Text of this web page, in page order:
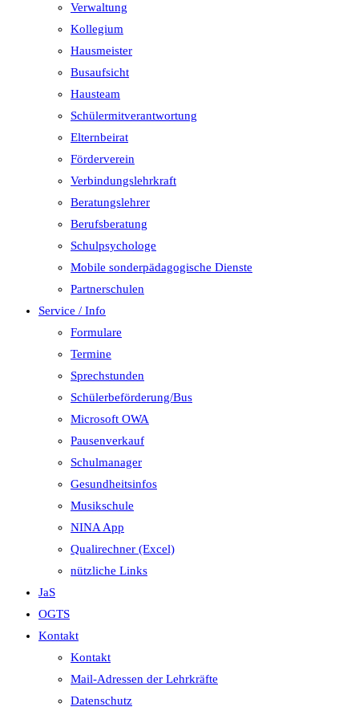
Verwaltung
Kollegium
Hausmeister
Busaufsicht
Hausteam
Schülermitverantwortung
Elternbeirat
Förderverein
Verbindungslehrkraft
Beratungslehrer
Berufsberatung
Schulpsychologe
Mobile sonderpädagogische Dienste
Partnerschulen
Service / Info
Formulare
Termine
Sprechstunden
Schülerbeförderung/Bus
Microsoft OWA
Pausenverkauf
Schulmanager
Gesundheitsinfos
Musikschule
NINA App
Qualirechner (Excel)
nützliche Links
JaS
OGTS
Kontakt
Kontakt
Mail-Adressen der Lehrkräfte
Datenschutz